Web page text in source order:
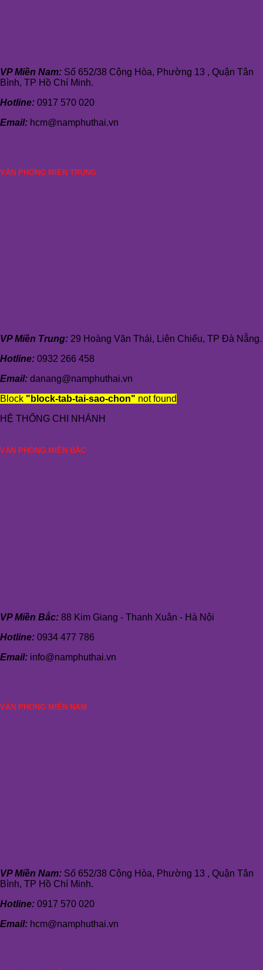
VP Miền Nam: Số 652/38 Cộng Hòa, Phường 13 , Quận Tân
Bình, TP Hồ Chí Minh.
Hotline: 0917 570 020
Email: hcm@namphuthai.vn
VĂN PHÒNG MIỀN TRUNG
VP Miền Trung: 29 Hoàng Văn Thái, Liên Chiểu, TP Đà Nẵng.
Hotline: 0932 266 458
Email: danang@namphuthai.vn
Block "block-tab-tai-sao-chon" not found
HỆ THỐNG CHI NHÁNH
VĂN PHÒNG MIỀN BẮC
VP Miền Bắc: 88 Kim Giang - Thanh Xuân - Hà Nội
Hotline: 0934 477 786
Email: info@namphuthai.vn
VĂN PHÒNG MIỀN NAM
VP Miền Nam: Số 652/38 Cộng Hòa, Phường 13 , Quận Tân
Bình, TP Hồ Chí Minh.
Hotline: 0917 570 020
Email: hcm@namphuthai.vn